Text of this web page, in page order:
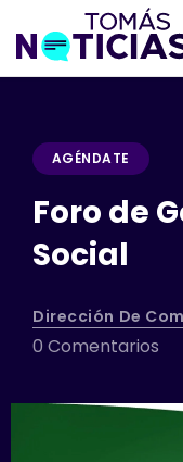
AGÉNDATE
Foro de
Social
Dirección De
0 Comentarios